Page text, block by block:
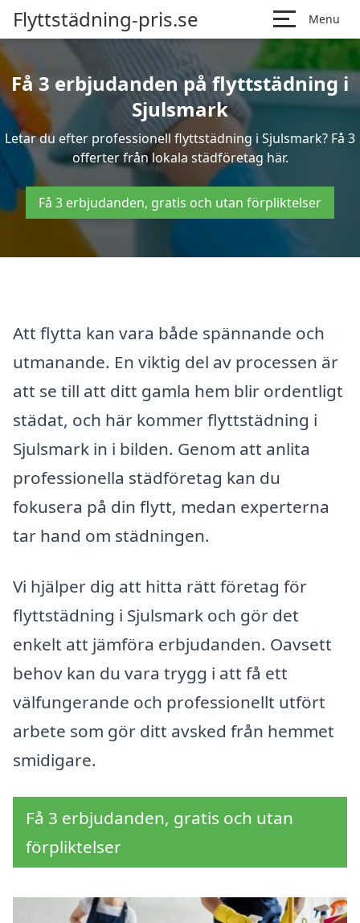
Flyttstädning-pris.se Menu
Få 3 erbjudanden på flyttstädning i
Sjulsmark
Letar du efter professionell flyttstädning i Sjulsmark? Få 3
offerter från lokala städföretag här.
Få 3 erbjudanden, gratis och utan förpliktelser
Att flytta kan vara både spännande och
utmanande. En viktig del av processen är
att se till att ditt gamla hem blir ordentligt
städat, och här kommer flyttstädning i
Sjulsmark in i bilden. Genom att anlita
professionella städföretag kan du
fokusera på din flytt, medan experterna
tar hand om städningen.
Vi hjälper dig att hitta rätt företag för
flyttstädning i Sjulsmark och gör det
enkelt att jämföra erbjudanden. Oavsett
behov kan du vara trygg i att få ett
välfungerande och professionellt utfört
arbete som gör ditt avsked från hemmet
smidigare.
Få 3 erbjudanden, gratis och utan
förpliktelser